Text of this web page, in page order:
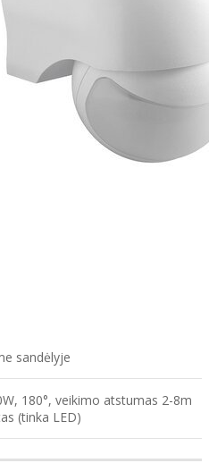
sandėlyje
180°, veikimo atstumas 2-8m
(tinka LED)